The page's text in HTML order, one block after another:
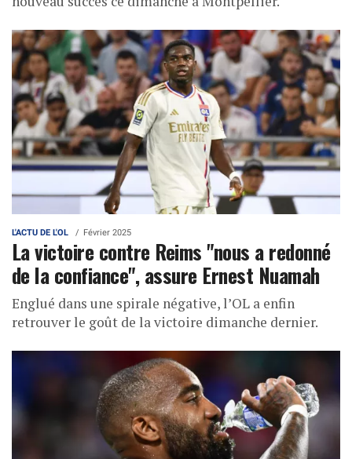
L'ACTU DE L'OL Février 2025
La victoire contre Reims "nous a redonné
de la confiance", assure Ernest Nuamah
Englué dans une spirale négative, l’OL a enfin
retrouver le goût de la victoire dimanche dernier.